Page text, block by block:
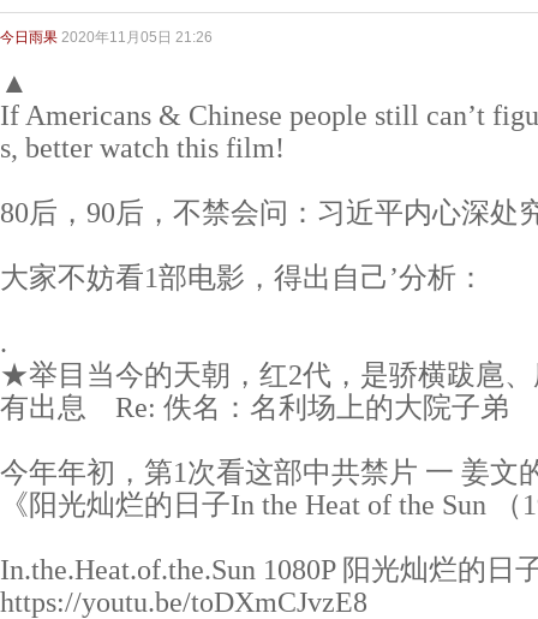
今日雨果 2020年11月05日 21:26
▲
If Americans & Chinese people still can’t
s, better watch this film!
80后，90后，不禁会问：习近平内心深处
大家不妨看1部电影，得出自己’分析：
.
★举目当今的天朝，红2代，是骄横跋扈
有出息 Re: 佚名：名利场上的大院子弟
今年年初，第1次看这部中共禁片 一 姜文
《阳光灿烂的日子In the Heat of the Sun （
In.the.Heat.of.the.Sun 1080P 阳光灿烂的日
https://youtu.be/toDXmCJvzE8